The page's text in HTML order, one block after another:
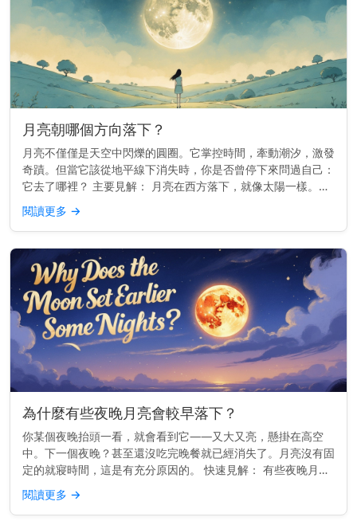
月亮朝哪個方向落下？
月亮不僅僅是天空中閃爍的圓圈。它掌控時間，牽動潮汐，激發
奇蹟。但當它該從地平線下消失時，你是否曾停下來問過自己：
它去了哪裡？ 主要見解： 月亮在西方落下，就像太陽一樣。但
每晚的確切位置會略有變化。 為什麼月亮會在西方落下 地球由
西向東旋轉。...
閱讀更多 →
為什麼有些夜晚月亮會較早落下？
你某個夜晚抬頭一看，就會看到它——又大又亮，懸掛在高空
中。下一個夜晚？甚至還沒吃完晚餐就已經消失了。月亮沒有固
定的就寢時間，這是有充分原因的。 快速見解： 有些夜晚月亮
較早落下，是因為它的軌道使它每天升起的時間大約晚50分鐘
——因此相較於前...
閱讀更多 →